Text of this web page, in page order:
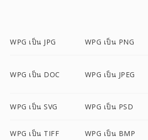
WPG เป็น JPG WPG เป็น PNG
WPG เป็น DOC WPG เป็น JPEG
WPG เป็น SVG WPG เป็น PSD
WPG เป็น TIFF WPG เป็น BMP